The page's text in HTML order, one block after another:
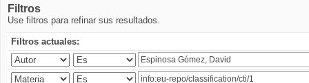
Filtros
Use filtros para refinar sus resultados.
Filtros actuales: